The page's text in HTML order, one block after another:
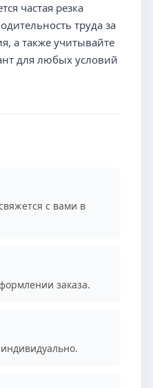
частая резка
труда за
а также учитывайте
для любых условий
с вами в
заказа.